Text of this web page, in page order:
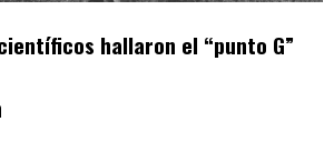
hallaron el “punto G”